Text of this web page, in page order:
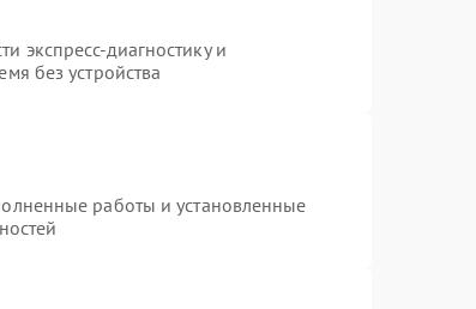
экспресс-диагностику и
без устройства
работы и установленные